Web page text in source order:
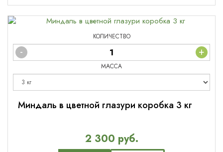
КОЛИЧЕСТВО
- +
МАССА
Миндаль в цветной глазури коробка 3 кг
2 300 руб.